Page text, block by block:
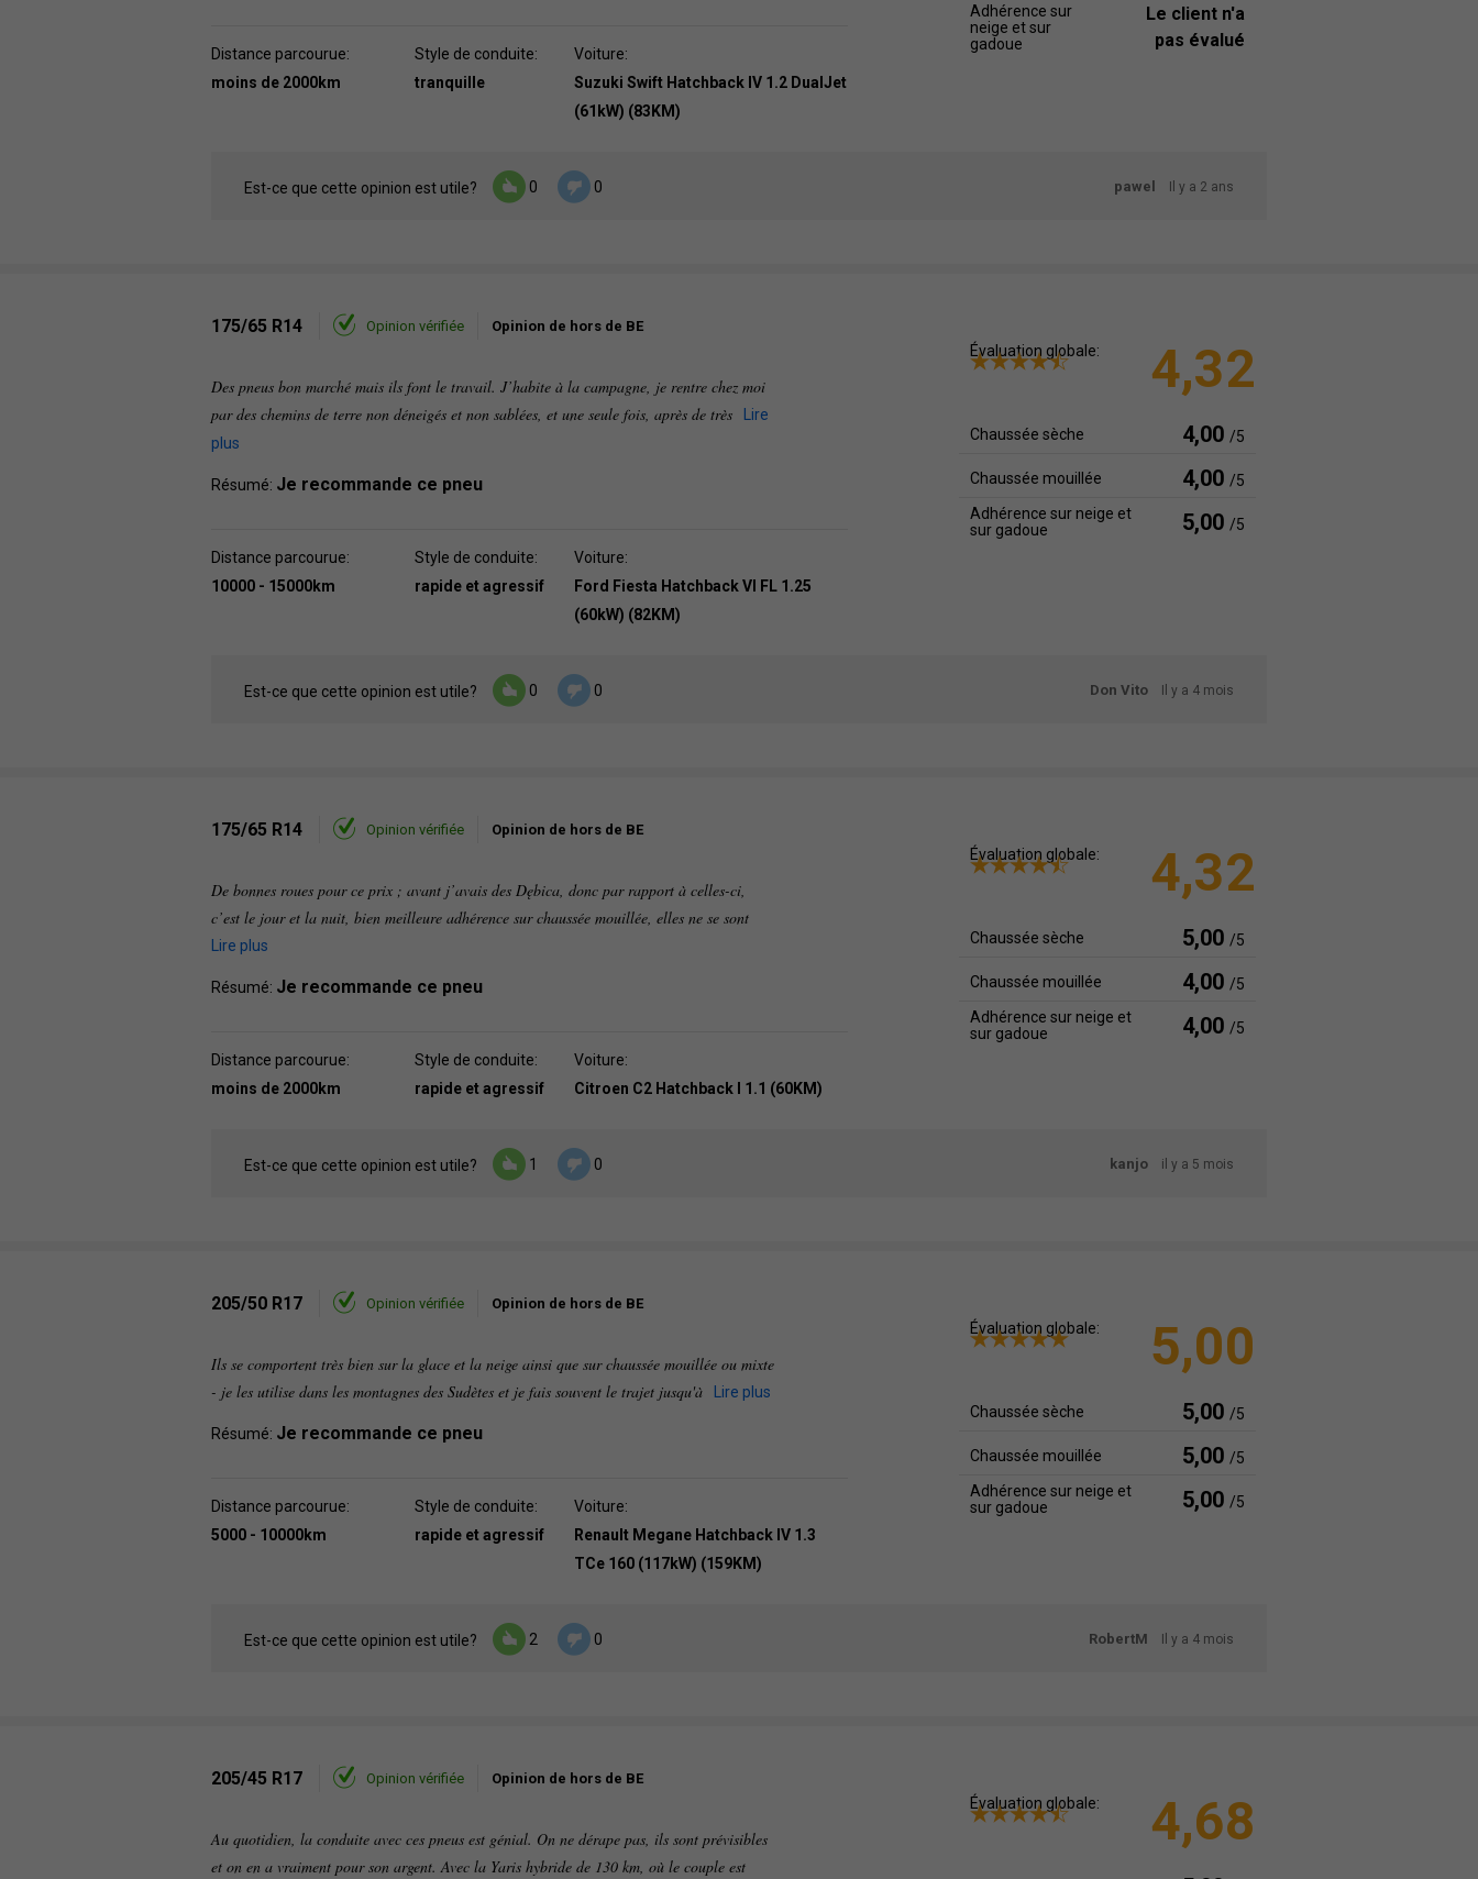
Distance parcourue:
moins de 2000km
Style de conduite:
tranquille
Voiture:
Suzuki Swift Hatchback IV 1.2 DualJet
(61kW) (83KM)
Adhérence sur
neige et sur
gadoue
Le client n'a
pas évalué
Est-ce que cette opinion est utile? 0 0 pawel Il y a 2 ans
175/65 R14 Opinion vérifiée Opinion de hors de BE
Des pneus bon marché mais ils font le travail. J’habite à la campagne, je rentre chez moi
par des chemins de terre non déneigés et non sablées, et une seule fois, après de très
Lire
plus
Résumé: Je recommande ce pneu
Distance parcourue:
10000 - 15000km
Style de conduite:
rapide et agressif
Voiture:
Ford Fiesta Hatchback VI FL 1.25
(60kW) (82KM)
Évaluation globale: 4,32
Chaussée sèche 4,00 /5
Chaussée mouillée 4,00 /5
Adhérence sur neige et
sur gadoue
5,00 /5
Est-ce que cette opinion est utile? 0 0 Don Vito Il y a 4 mois
175/65 R14 Opinion vérifiée Opinion de hors de BE
De bonnes roues pour ce prix ; avant j’avais des Dębica, donc par rapport à celles-ci,
c’est le jour et la nuit, bien meilleure adhérence sur chaussée mouillée, elles ne se sont
Lire plus
Résumé: Je recommande ce pneu
Distance parcourue:
moins de 2000km
Style de conduite:
rapide et agressif
Voiture:
Citroen C2 Hatchback I 1.1 (60KM)
Évaluation globale: 4,32
Chaussée sèche 5,00 /5
Chaussée mouillée 4,00 /5
Adhérence sur neige et
sur gadoue
4,00 /5
Est-ce que cette opinion est utile? 1 0 kanjo il y a 5 mois
205/50 R17 Opinion vérifiée Opinion de hors de BE
Ils se comportent très bien sur la glace et la neige ainsi que sur chaussée mouillée ou mixte
- je les utilise dans les montagnes des Sudètes et je fais souvent le trajet jusqu'à
Lire plus
Résumé: Je recommande ce pneu
Distance parcourue:
5000 - 10000km
Style de conduite:
rapide et agressif
Voiture:
Renault Megane Hatchback IV 1.3
TCe 160 (117kW) (159KM)
Évaluation globale: 5,00
Chaussée sèche 5,00 /5
Chaussée mouillée 5,00 /5
Adhérence sur neige et
sur gadoue
5,00 /5
Est-ce que cette opinion est utile? 2 0 RobertM Il y a 4 mois
205/45 R17 Opinion vérifiée Opinion de hors de BE
Au quotidien, la conduite avec ces pneus est génial. On ne dérape pas, ils sont prévisibles
et on en a vraiment pour son argent. Avec la Yaris hybride de 130 km, où le couple est
Évaluation globale: 4,68